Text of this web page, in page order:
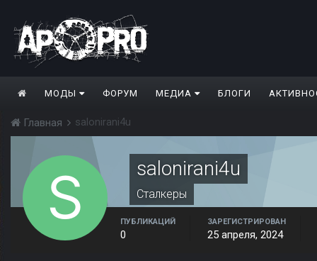
МОДЫ ФОРУМ МЕДИА БЛОГИ
Главная salonirani4u
salonirani4u
Сталкеры
ПУБЛИКАЦИЙ
0
ЗАРЕГИСТРИРОВАН
25 апреля, 2024